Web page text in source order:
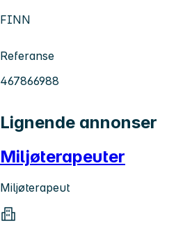
FINN
Referanse
467866988
Lignende annonser
Miljøterapeuter
Miljøterapeut